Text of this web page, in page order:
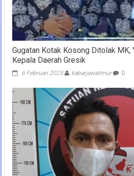
Gugatan Kotak Kosong Ditolak MK,
Kepala Daerah Gresik
6 Februari 2025 kabarjawatimur 0